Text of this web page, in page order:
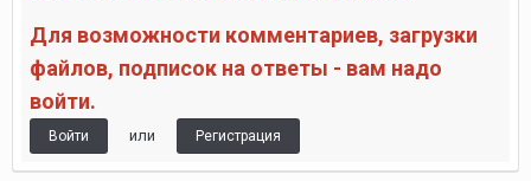
Для возможности комментариев, загрузки
файлов, подписок на ответы - вам надо
войти.
Войти или Регистрация